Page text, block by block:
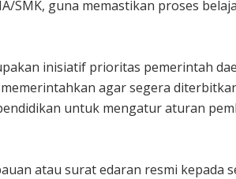
SMK, guna memastikan proses
inisiatif prioritas pemerintah
agar segera
untuk mengatur aturan
atau surat edaran resmi kepada